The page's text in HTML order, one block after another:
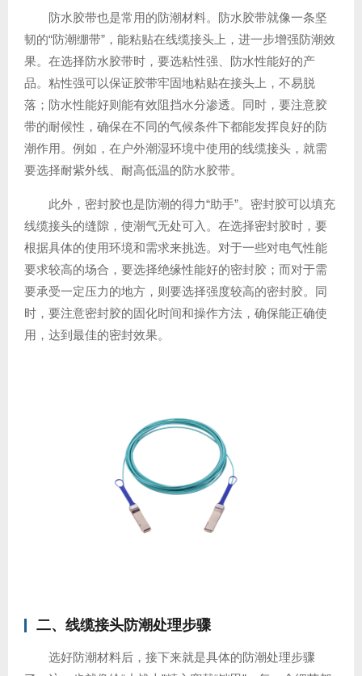
防水胶带也是常用的防潮材料。防水胶带就像一条坚
韧的“防潮绷带”，能粘贴在线缆接头上，进一步增强防潮效
果。在选择防水胶带时，要选粘性强、防水性能好的产
品。粘性强可以保证胶带牢固地粘贴在接头上，不易脱
落；防水性能好则能有效阻挡水分渗透。同时，要注意胶
带的耐候性，确保在不同的气候条件下都能发挥良好的防
潮作用。例如，在户外潮湿环境中使用的线缆接头，就需
要选择耐紫外线、耐高低温的防水胶带。
此外，密封胶也是防潮的得力“助手”。密封胶可以填充
线缆接头的缝隙，使潮气无处可入。在选择密封胶时，要
根据具体的使用环境和需求来挑选。对于一些对电气性能
要求较高的场合，要选择绝缘性能好的密封胶；而对于需
要承受一定压力的地方，则要选择强度较高的密封胶。同
时，要注意密封胶的固化时间和操作方法，确保能正确使
用，达到最佳的密封效果。
二、线缆接头防潮处理步骤
选好防潮材料后，接下来就是具体的防潮处理步骤